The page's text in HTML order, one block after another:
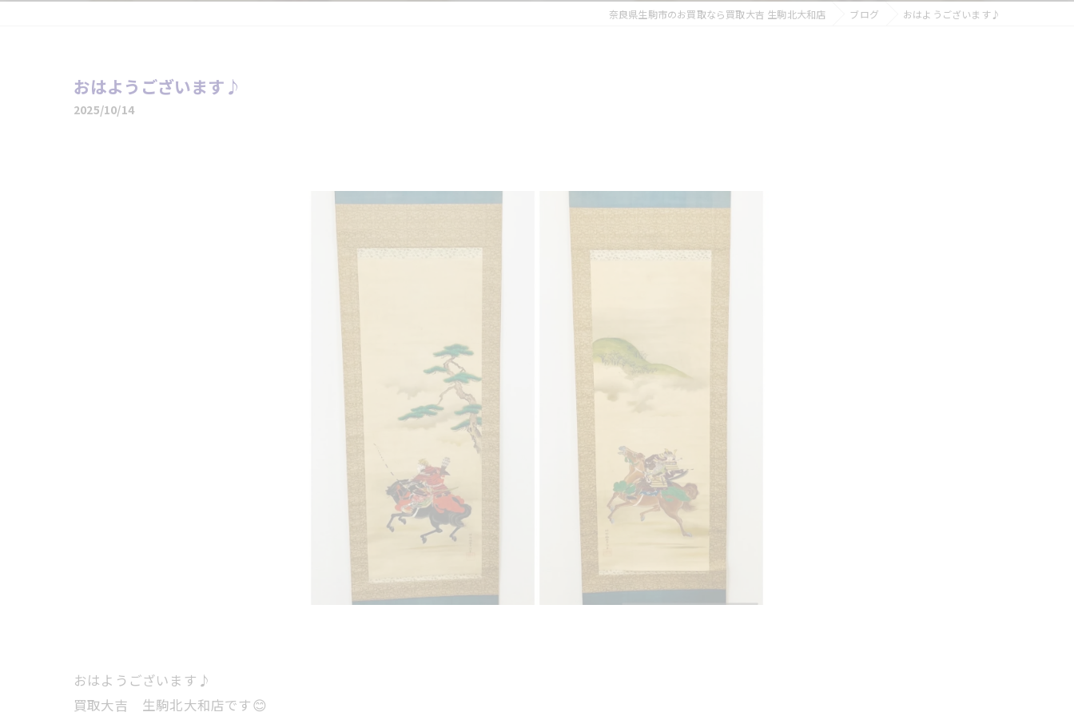
奈良県生駒市のお買取なら買取大吉 生駒北大和店 ブログ おはようございます♪
おはようございます♪
2025/10/14
おはようございます♪
買取大吉 生駒北大和店です😊